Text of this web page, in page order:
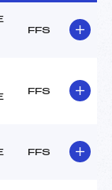
FFS
FFS
FFS